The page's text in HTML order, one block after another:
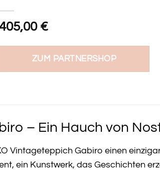
€
ZUM PARTNERSHOP
– Ein Hauch von
Vintageteppich Gabiro einen
ein Kunstwerk, das Geschichten